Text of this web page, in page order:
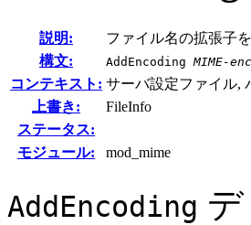
説明:
ファイル名の拡張子
構文:
AddEncoding MIME-enc
コンテキスト: サーバ設定ファイル,
上書き:
FileInfo
ステータス:
モジュール:
mod_mime
AddEncoding